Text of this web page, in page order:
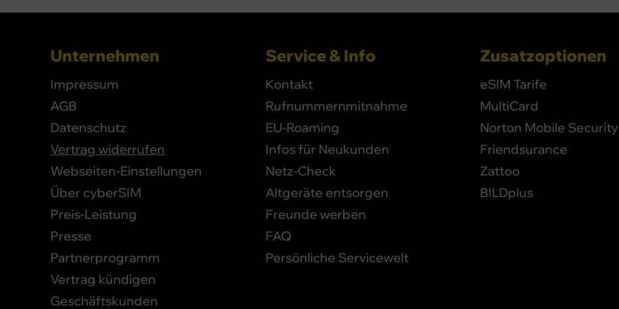
Unternehmen
Impressum
AGB
Datenschutz
Vertrag widerrufen
Webseiten-Einstellungen
Über cyberSIM
Preis-Leistung
Presse
Partnerprogramm
Vertrag kündigen
Geschäftskunden
Service & Info
Kontakt
Rufnummernmitnahme
EU-Roaming
Infos für Neukunden
Netz-Check
Altgeräte entsorgen
Freunde werben
FAQ
Persönliche Servicewelt
Zusatzoptionen
eSIM Tarife
MultiCard
Norton Mobile Security
Friendsurance
Zattoo
BILDplus